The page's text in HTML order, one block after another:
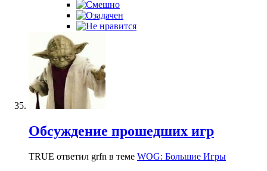
Обсуждение прошедших игр
TRUE ответил grfn в теме WOG: Большие Игры